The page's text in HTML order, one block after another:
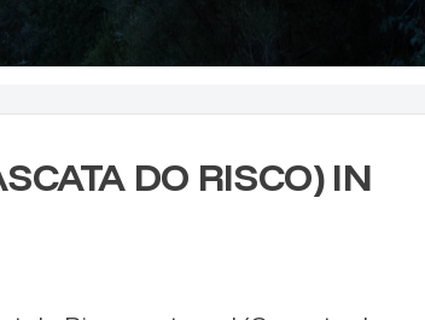
DO RISCO) IN